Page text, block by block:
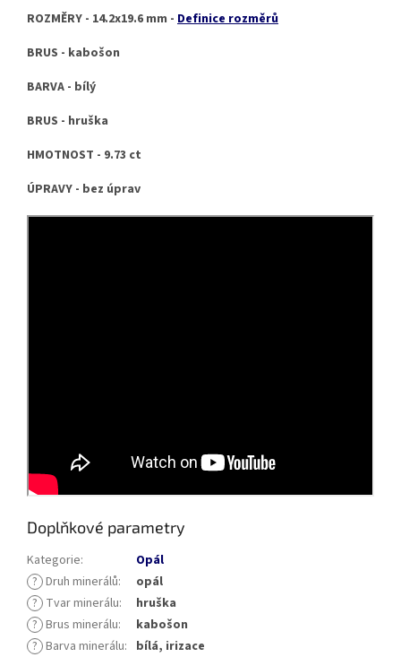
ROZMĚRY - 14.2x19.6 mm - Definice rozměrů
BRUS - kabošon
BARVA - bílý
BRUS - hruška
HMOTNOST - 9.73 ct
ÚPRAVY - bez úprav
Doplňkové parametry
Kategorie:
Opál
? Druh minerálů:
opál
? Tvar minerálu:
hruška
? Brus minerálu:
kabošon
? Barva minerálu: bílá, irizace